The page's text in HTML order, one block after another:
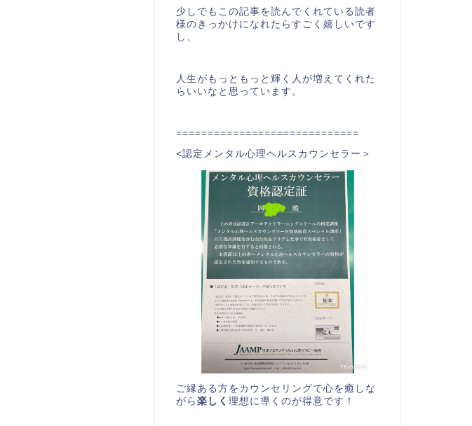
少しでもこの記事を読んでくれている読者
様のきっかけになれたらすごく嬉しいです
し、
人生がもっともっと輝く人が増えてくれた
らいいなと思っています。
=============================
<認定メンタル心理ヘルスカウンセラー＞
ご縁ある方をカウンセリングで心を癒しな
がら 楽しく 理想に導くのが得意です！